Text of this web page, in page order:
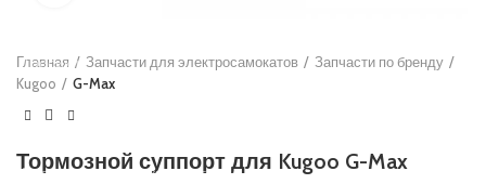
Главная Запчасти для электросамокатов
Запчасти по бренду
Kugoo
G-Max
Тормозной суппорт для Kugoo G-Max
Тросики
Вольтметры и замки зажигания